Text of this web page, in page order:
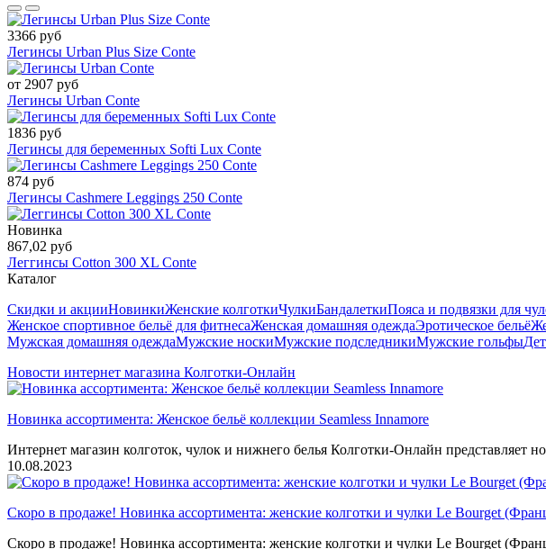
3366 руб
Легинсы Urban Plus Size Conte
от 2907 руб
Легинсы Urban Conte
1836 руб
Легинсы для беременных Softi Lux Conte
874 руб
Легинсы Cashmere Leggings 250 Conte
Новинка
867,02 руб
Леггинсы Cotton 300 XL Conte
Каталог
Скидки и акцииНовинкиЖенские колготкиЧулкиБандалеткиПояса и подвязки для
Женское спортивное бельё для фитнесаЖенская домашняя одеждаЭротическое бельё
Мужская домашняя одеждаМужские носкиМужские подследникиМужские гольфы
Новости интернет магазина Колготки-Онлайн
Новинка ассортимента: Женское бельё коллекции Seamless Innamore
Интернет магазин колготок, чулок и нижнего белья Колготки-Онлайн представляет
10.08.2023
Скоро в продаже! Новинка ассортимента: женские колготки и чулки Le Bourget
Скоро в продаже! Новинка ассортимента: женские колготки и чулки Le Bourget